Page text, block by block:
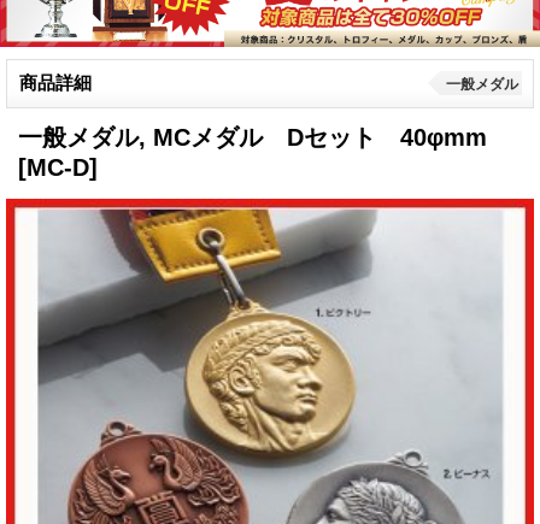
商品詳細 一般メダル
一般メダル, MCメダル Dセット 40φmm
[MC-D]